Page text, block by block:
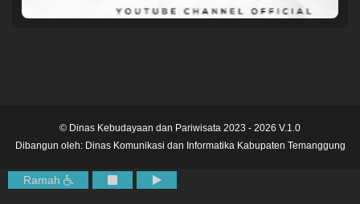
© Dinas Kebudayaan dan Pariwisata 2023 - 2026 V.1.0
Dibangun oleh: Dinas Komunikasi dan Informatika Kabupaten Temanggung
Ramah